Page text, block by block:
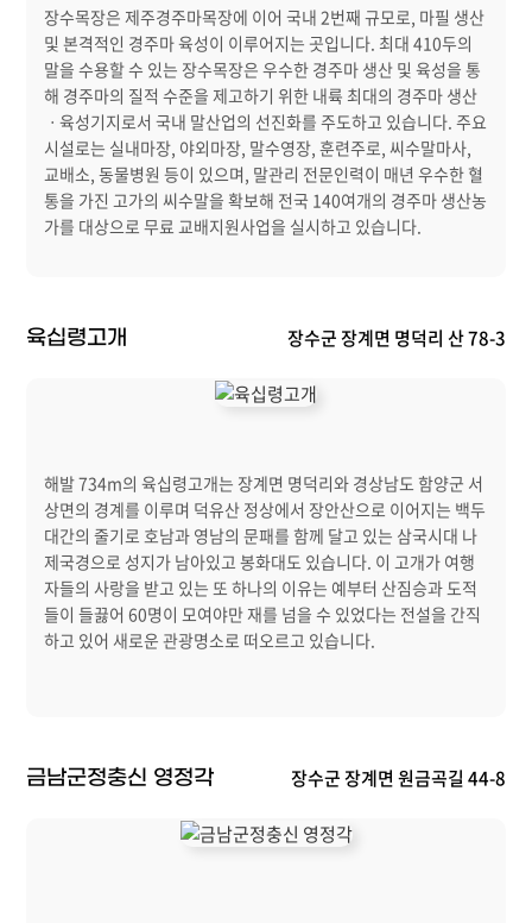
장수목장은 제주경주마목장에 이어 국내 2번째 규모로, 마필 생산
및 본격적인 경주마 육성이 이루어지는 곳입니다. 최대 410두의
말을 수용할 수 있는 장수목장은 우수한 경주마 생산 및 육성을 통
해 경주마의 질적 수준을 제고하기 위한 내륙 최대의 경주마 생산
ㆍ육성기지로서 국내 말산업의 선진화를 주도하고 있습니다. 주요
시설로는 실내마장, 야외마장, 말수영장, 훈련주로, 씨수말마사,
교배소, 동물병원 등이 있으며, 말관리 전문인력이 매년 우수한 혈
통을 가진 고가의 씨수말을 확보해 전국 140여개의 경주마 생산농
가를 대상으로 무료 교배지원사업을 실시하고 있습니다.
육십령고개 장수군 장계면 명덕리 산 78-3
해발 734m의 육십령고개는 장계면 명덕리와 경상남도 함양군 서
상면의 경계를 이루며 덕유산 정상에서 장안산으로 이어지는 백두
대간의 줄기로 호남과 영남의 문패를 함께 달고 있는 삼국시대 나
제국경으로 성지가 남아있고 봉화대도 있습니다. 이 고개가 여행
자들의 사랑을 받고 있는 또 하나의 이유는 예부터 산짐승과 도적
들이 들끓어 60명이 모여야만 재를 넘을 수 있었다는 전설을 간직
하고 있어 새로운 관광명소로 떠오르고 있습니다.
금남군정충신 영정각 장수군 장계면 원금곡길 44-8